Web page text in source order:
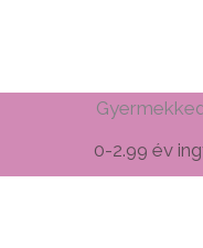
0-2.99 év